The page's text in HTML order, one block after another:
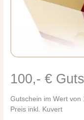
100,- €
Gutschein im Wert von
Preis inkl. Kuvert
100,-
Gutschein
für